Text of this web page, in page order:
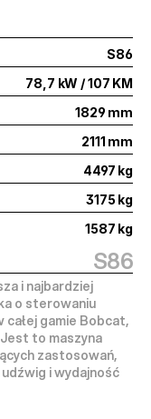
S86
78,7 kW / 107 KM
1829 mm
2111 mm
4497 kg
3175 kg
1587 kg
S86
i najbardziej
o sterowaniu
gamie Bobcat,
Jest to maszyna
zastosowań,
i wydajność